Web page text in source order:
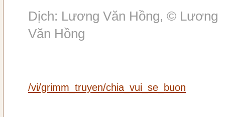
Dịch: Lương Văn Hồng, © Lương
Văn Hồng
/vi/grimm_truyen/chia_vui_se_buon